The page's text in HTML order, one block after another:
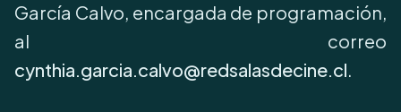
García Calvo, encargada de programación,
al correo
cynthia.garcia.calvo@redsalasdecine.cl.